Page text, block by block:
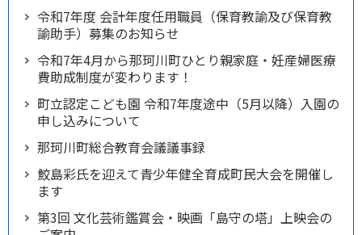
令和7年度 会計年度任用職員（保育教諭及び保育教
諭助手）募集のお知らせ
令和7年4月から那珂川町ひとり親家庭・妊産婦医療
費助成制度が変わります！
町立認定こども園 令和7年度途中（5月以降）入園の
申し込みについて
那珂川町総合教育会議議事録
鮫島彩氏を迎えて青少年健全育成町民大会を開催し
ます
第3回 文化芸術鑑賞会・映画「島守の塔」上映会の